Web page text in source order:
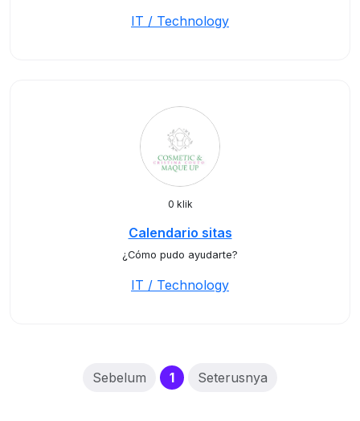
IT / Technology
0 klik
Calendario sitas
¿Cómo pudo ayudarte?
IT / Technology
Sebelum 1(current)
Seterusnya